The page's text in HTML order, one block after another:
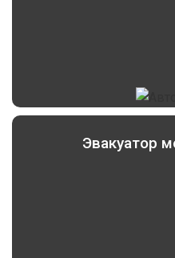
Эвакуатор